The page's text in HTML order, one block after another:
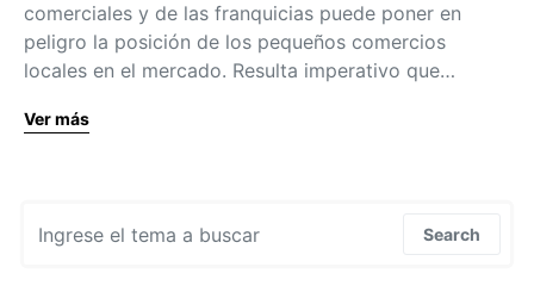
comerciales y de las franquicias puede poner en
peligro la posición de los pequeños comercios
locales en el mercado. Resulta imperativo que…
Ver más
Search